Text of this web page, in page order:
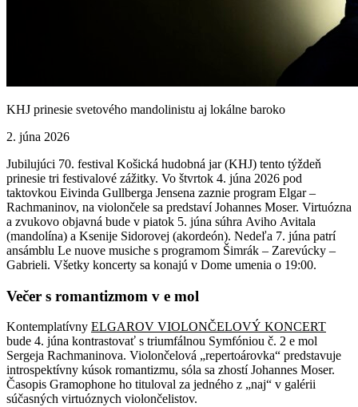
KHJ prinesie svetového mandolinistu aj lokálne baroko
2. júna 2026
Jubilujúci 70. festival Košická hudobná jar (KHJ) tento týždeň
prinesie tri festivalové zážitky. Vo štvrtok 4. júna 2026 pod
taktovkou Eivinda Gullberga Jensena zaznie program Elgar –
Rachmaninov, na violončele sa predstaví Johannes Moser. Virtuózna
a zvukovo objavná bude v piatok 5. júna súhra Aviho Avitala
(mandolína) a Ksenije Sidorovej (akordeón). Nedeľa 7. júna patrí
ansámblu Le nuove musiche s programom Šimrák – Zarevúcky –
Gabrieli. Všetky koncerty sa konajú v Dome umenia o 19:00.
Večer s romantizmom v e mol
Kontemplatívny ELGAROV VIOLONČELOVÝ KONCERT
bude 4. júna kontrastovať s triumfálnou Symfóniou č. 2 e mol
Sergeja Rachmaninova. Violončelová „repertoárovka“ predstavuje
introspektívny kúsok romantizmu, sóla sa zhostí Johannes Moser.
Časopis Gramophone ho tituloval za jedného z „naj“ v galérii
súčasných virtuóznych violončelistov.